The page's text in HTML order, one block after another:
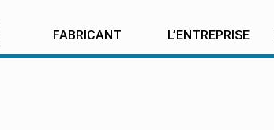
FABRICANT L’ENTREPRISE